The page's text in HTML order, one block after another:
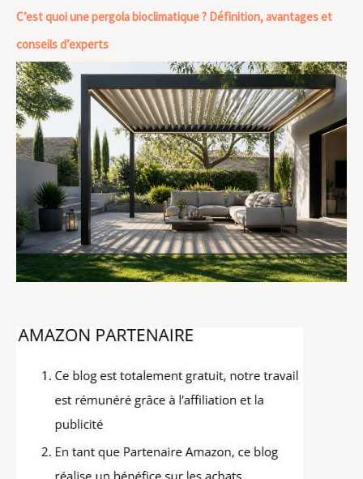
C’est quoi une pergola bioclimatique ? Définition, avantages et
conseils d’experts